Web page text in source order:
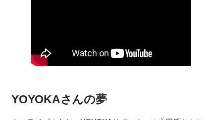
YOYOKAさんの夢